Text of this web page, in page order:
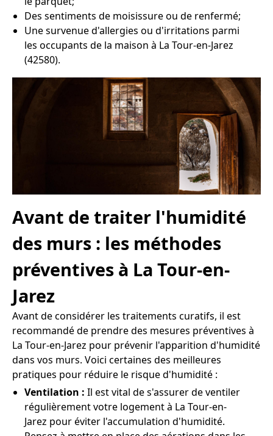
Des sentiments de moisissure ou de renfermé;
Une survenue d'allergies ou d'irritations parmi
les occupants de la maison à La Tour-en-Jarez
(42580).
Avant de traiter l'humidité
des murs : les méthodes
préventives à La Tour-en-
Jarez
Avant de considérer les traitements curatifs, il est
recommandé de prendre des mesures préventives à
La Tour-en-Jarez pour prévenir l'apparition d'humidité
dans vos murs. Voici certaines des meilleures
pratiques pour réduire le risque d'humidité :
Ventilation : Il est vital de s'assurer de ventiler
régulièrement votre logement à La Tour-en-
Jarez pour éviter l'accumulation d'humidité.